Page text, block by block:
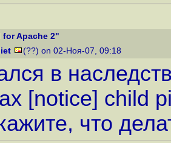
for Apache 2"
(??) on 02-Ноя-07, 09:18
в
[notice] child
что